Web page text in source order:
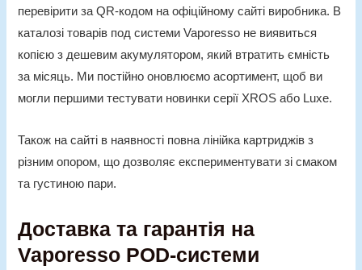
перевірити за QR-кодом на офіційному сайті виробника. В
каталозі товарів под системи Vaporesso не виявиться
копією з дешевим акумулятором, який втратить ємність
за місяць. Ми постійно оновлюємо асортимент, щоб ви
могли першими тестувати новинки серії XROS або Luxe.
Також на сайті в наявності повна лінійка картриджів з
різним опором, що дозволяє експериментувати зі смаком
та густиною пари.
Доставка та гарантія на
Vaporesso POD-системи